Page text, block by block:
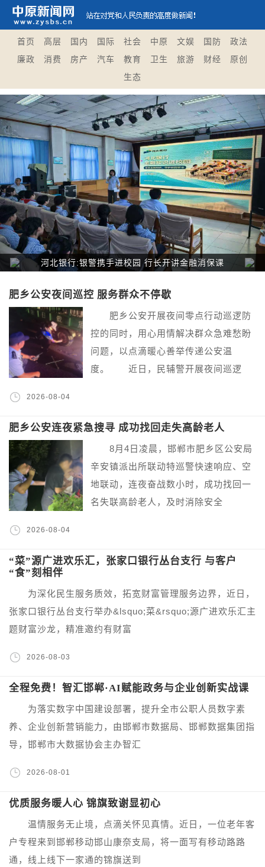
首页 高层 国内 国际 社会 中原 文娱 国防
政法
廉政
消费 房产 汽车 教育 卫生 旅游 财经
原创
生态
河北银行:银警携手进校园 行长开讲金融消保课
Previous
肥乡公安夜间巡控 服务群众不停歇
肥乡公安开展夜间零点行动巡逻防
控的同时，用心用情解决群众急难愁盼
问题，以点滴暖心善举传递公安温
度。 近日，民辅警开展夜间巡逻
2026-08-04
肥乡公安连夜紧急搜寻 成功找回走失高龄老人
8月4日凌晨，邯郸市肥乡区公安局
辛安镇派出所联动特巡警快速响应、空
地联动，连夜奋战数小时，成功找回一
名失联高龄老人，及时消除安全
2026-08-04
“菜”源广进欢乐汇，张家口银行丛台支行 与客户
“食”刻相伴
为深化民生服务质效，拓宽财富管理服务边界，近日，
张家口银行丛台支行举办&lsquo;菜&rsquo;源广进欢乐汇主
题财富沙龙，精准邀约有财富
2026-08-03
全程免费！智汇邯郸·AI赋能政务与企业创新实战课
为落实数字中国建设部署，提升全市公职人员数字素
养、企业创新营销能力，由邯郸市数据局、邯郸数据集团指
导，邯郸市大数据协会主办智汇
2026-08-01
优质服务暖人心 锦旗致谢显初心
温情服务无止境，点滴关怀见真情。近日，一位老年客
户专程来到邯郸移动邯山康奈支局，将一面写有移动路路
通，线上线下一家通的锦旗送到